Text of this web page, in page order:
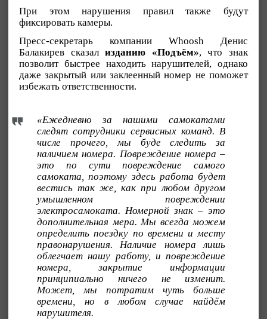
При этом нарушения правил также будут
фиксировать камеры.
Пресс-секретарь компании Whoosh Денис
Балакирев сказализданию «Подъём», что знак
позволит быстрее находить нарушителей, однако
даже закрытый или заклеенный номер не поможет
избежать ответственности.
«Ежедневно за нашими самокатами
следят сотрудники сервисных команд. В
числе прочего, мы буде следить за
наличием номера. Повреждение номера –
это по сути повреждение самого
самоката, поэтому здесь работа будет
вестись так же, как при любом другом
умышленном повреждении
электросамоката. Номерной знак – это
дополнительная мера. Мы всегда можем
определить поездку по времени и месту
правонарушения. Наличие номера лишь
облегчает нашу работу, и повреждение
номера, закрытие информации
принципиально ничего не изменит.
Может, мы потратим чуть больше
времени, но в любом случае найдём
нарушителя.